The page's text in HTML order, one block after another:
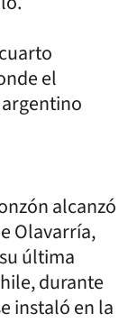
el
alcanzó
Olavarría,
última
durante
instaló en la